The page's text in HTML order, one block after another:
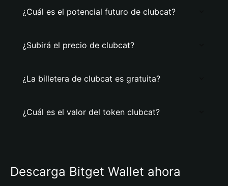
¿Cuál es el potencial futuro de clubcat?
¿Subirá el precio de clubcat?
¿La billetera de clubcat es gratuita?
¿Cuál es el valor del token clubcat?
Descarga Bitget Wallet ahora